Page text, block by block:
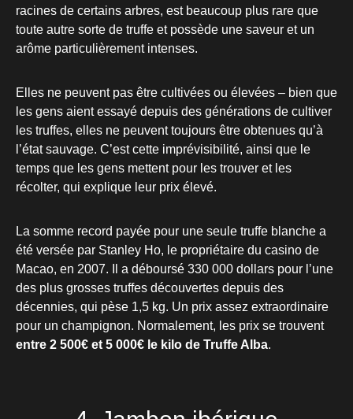
racines de certains arbres, est beaucoup plus rare que
toute autre sorte de truffe et possède une saveur et un
arôme particulièrement intenses.
Elles ne peuvent pas être cultivées ou élevées – bien que
les gens aient essayé depuis des générations de cultiver
les truffes, elles ne peuvent toujours être obtenues qu’à
l’état sauvage. C’est cette imprévisibilité, ainsi que le
temps que les gens mettent pour les trouver et les
récolter, qui explique leur prix élevé.
La somme record payée pour une seule truffe blanche a
été versée par Stanley Ho, le propriétaire du casino de
Macao, en 2007. Il a déboursé 330 000 dollars pour l’une
des plus grosses truffes découvertes depuis des
décennies, qui pèse 1,5 kg. Un prix assez extraordinaire
pour un champignon. Normalement, les prix se trouvent
entre 2 500€ et 5 000€ le kilo de Truffe Alba.